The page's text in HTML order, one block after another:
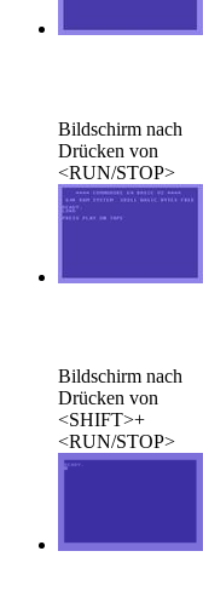
Bildschirm nach
Drücken von
<RUN/STOP>
Bildschirm nach
Drücken von
<SHIFT>+
<RUN/STOP>